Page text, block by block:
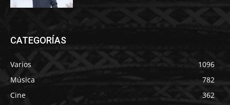
CATEGORÍAS
Varios
1096
Música
782
Cine
362